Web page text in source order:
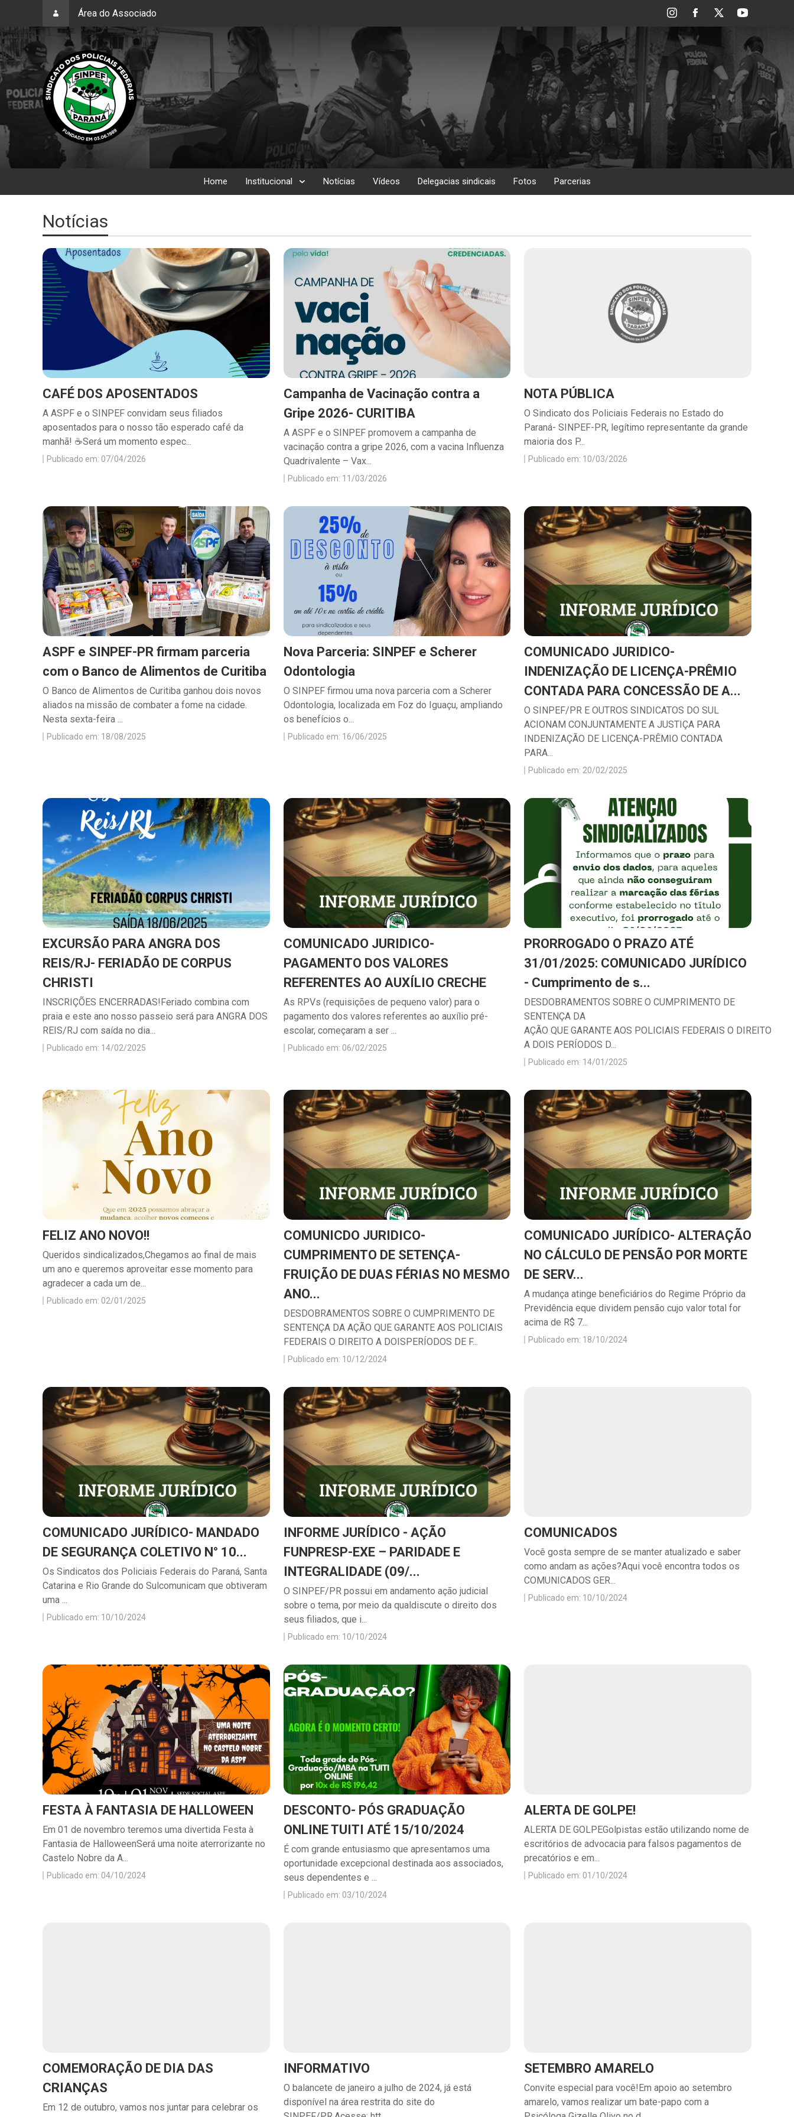
Área do Associado
Home Institucional Notícias Vídeos Delegacias sindicais Fotos Parcerias
Notícias
CAFÉ DOS APOSENTADOS
A ASPF e o SINPEF convidam seus filiados
aposentados para o nosso tão esperado café da
manhã! ☕Será um momento espec...
Publicado em: 07/04/2026
Campanha de Vacinação contra a
Gripe 2026- CURITIBA
A ASPF e o SINPEF promovem a campanha de
vacinação contra a gripe 2026, com a vacina Influenza
Quadrivalente – Vax...
Publicado em: 11/03/2026
NOTA PÚBLICA
O Sindicato dos Policiais Federais no Estado do
Paraná- SINPEF-PR, legítimo representante da grande
maioria dos P...
Publicado em: 10/03/2026
ASPF e SINPEF-PR firmam parceria
com o Banco de Alimentos de Curitiba
O Banco de Alimentos de Curitiba ganhou dois novos
aliados na missão de combater a fome na cidade.
Nesta sexta-feira ...
Publicado em: 18/08/2025
Nova Parceria: SINPEF e Scherer
Odontologia
O SINPEF firmou uma nova parceria com a Scherer
Odontologia, localizada em Foz do Iguaçu, ampliando
os benefícios o...
Publicado em: 16/06/2025
COMUNICADO JURIDICO-
INDENIZAÇÃO DE LICENÇA-PRÊMIO
CONTADA PARA CONCESSÃO DE A...
O SINPEF/PR E OUTROS SINDICATOS DO SUL
ACIONAM CONJUNTAMENTE A JUSTIÇA PARA
INDENIZAÇÃO DE LICENÇA-PRÊMIO CONTADA
PARA...
Publicado em: 20/02/2025
EXCURSÃO PARA ANGRA DOS
REIS/RJ- FERIADÃO DE CORPUS
CHRISTI
INSCRIÇÕES ENCERRADAS!Feriado combina com
praia e este ano nosso passeio será para ANGRA DOS
REIS/RJ com saída no dia...
Publicado em: 14/02/2025
COMUNICADO JURIDICO-
PAGAMENTO DOS VALORES
REFERENTES AO AUXÍLIO CRECHE
As RPVs (requisições de pequeno valor) para o
pagamento dos valores referentes ao auxílio pré-
escolar, começaram a ser ...
Publicado em: 06/02/2025
PRORROGADO O PRAZO ATÉ
31/01/2025: COMUNICADO JURÍDICO
- Cumprimento de s...
DESDOBRAMENTOS SOBRE O CUMPRIMENTO DE
SENTENÇA DA
AÇÃO QUE GARANTE AOS POLICIAIS FEDERAIS O DIREITO
A DOIS PERÍODOS D...
Publicado em: 14/01/2025
FELIZ ANO NOVO!!
Queridos sindicalizados,Chegamos ao final de mais
um ano e queremos aproveitar esse momento para
agradecer a cada um de...
Publicado em: 02/01/2025
COMUNICDO JURIDICO-
CUMPRIMENTO DE SETENÇA-
FRUIÇÃO DE DUAS FÉRIAS NO MESMO
ANO...
DESDOBRAMENTOS SOBRE O CUMPRIMENTO DE
SENTENÇA DA AÇÃO QUE GARANTE AOS POLICIAIS
FEDERAIS O DIREITO A DOISPERÍODOS DE F...
Publicado em: 10/12/2024
COMUNICADO JURÍDICO- ALTERAÇÃO
NO CÁLCULO DE PENSÃO POR MORTE
DE SERV...
A mudança atinge beneficiários do Regime Próprio da
Previdência eque dividem pensão cujo valor total for
acima de R$ 7...
Publicado em: 18/10/2024
COMUNICADO JURÍDICO- MANDADO
DE SEGURANÇA COLETIVO N° 10...
Os Sindicatos dos Policiais Federais do Paraná, Santa
Catarina e Rio Grande do Sulcomunicam que obtiveram
uma ...
Publicado em: 10/10/2024
INFORME JURÍDICO - AÇÃO
FUNPRESP-EXE – PARIDADE E
INTEGRALIDADE (09/...
O SINPEF/PR possui em andamento ação judicial
sobre o tema, por meio da qualdiscute o direito dos
seus filiados, que i...
Publicado em: 10/10/2024
COMUNICADOS
Você gosta sempre de se manter atualizado e saber
como andam as ações?Aqui você encontra todos os
COMUNICADOS GER...
Publicado em: 10/10/2024
FESTA À FANTASIA DE HALLOWEEN
Em 01 de novembro teremos uma divertida Festa à
Fantasia de HalloweenSerá uma noite aterrorizante no
Castelo Nobre da A...
Publicado em: 04/10/2024
DESCONTO- PÓS GRADUAÇÃO
ONLINE TUITI ATÉ 15/10/2024
É com grande entusiasmo que apresentamos uma
oportunidade excepcional destinada aos associados,
seus dependentes e ...
Publicado em: 03/10/2024
ALERTA DE GOLPE!
ALERTA DE GOLPEGolpistas estão utilizando nome de
escritórios de advocacia para falsos pagamentos de
precatórios e em...
Publicado em: 01/10/2024
COMEMORAÇÃO DE DIA DAS
CRIANÇAS
Em 12 de outubro, vamos nos juntar para celebrar os
INFORMATIVO
O balancete de janeiro a julho de 2024, já está
disponível na área restrita do site do
SETEMBRO AMARELO
Convite especial para você!Em apoio ao setembro
amarelo, vamos realizar um bate-papo com a